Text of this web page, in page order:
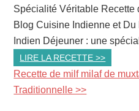
Spécialité Véritable Recette
Blog Cuisine Indienne et Du
Indien Déjeuner : une
LIRE LA RECETTE >>
Recette de milf milaf de
Traditionnelle >>